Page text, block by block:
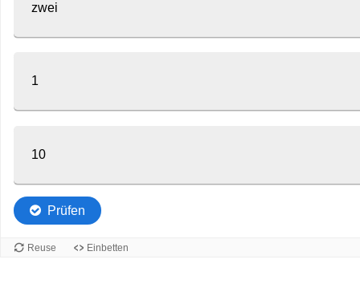
zwei
1
10
Prüfen
Reuse Einbetten